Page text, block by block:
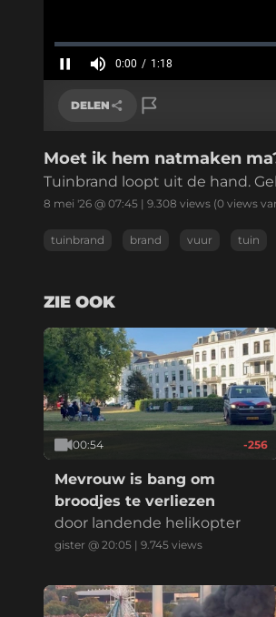
Huidige
tijd
0:00 / 1:18
Geladen:
0%
DELEN
Link kopiëren
Moet ik hem natmaken
Tuinbrand loopt uit de hand.
8 mei '26 @ 07:45 | 9.308 views (0 views
tuinbrand brand vuur tuin
ZIE OOK
00:54 -256
Mevrouw is bang om
broodjes te verliezen
door landende helikopter
gister @ 20:05 | 9.745 views